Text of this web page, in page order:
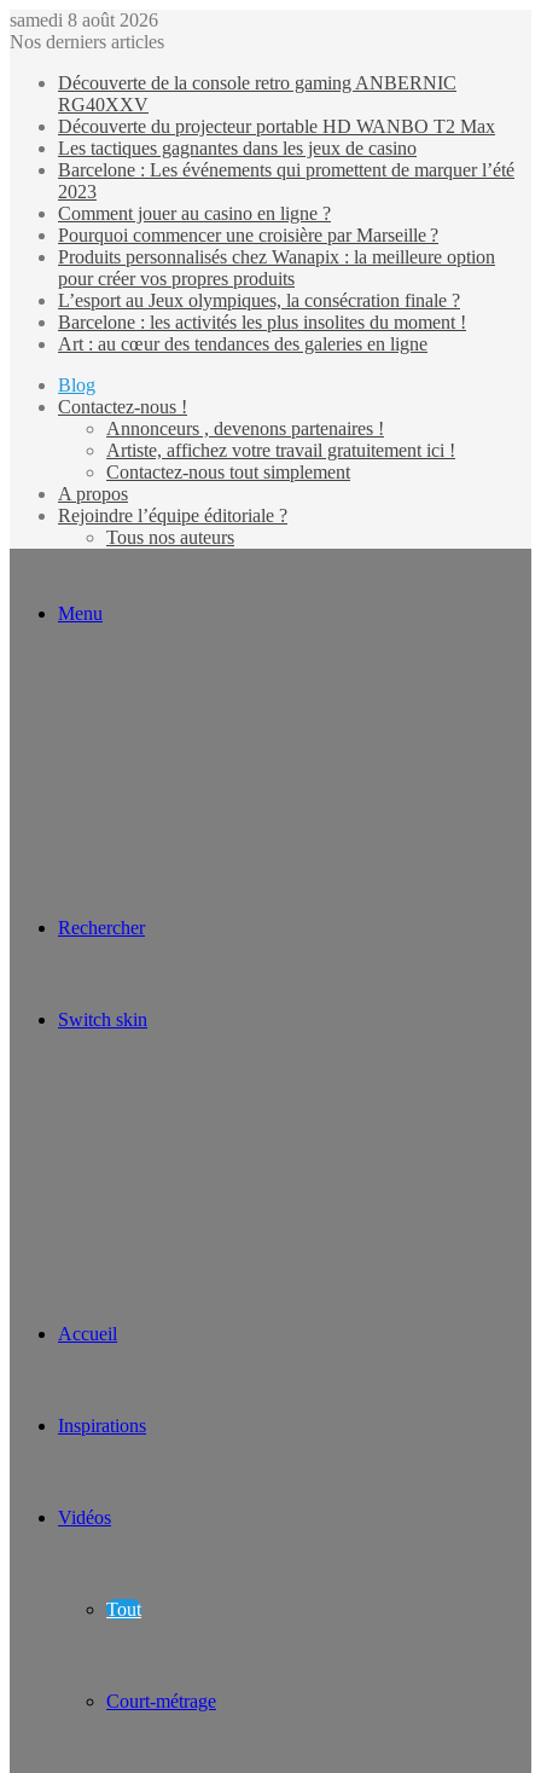
samedi 8 août 2026
Nos derniers articles
Découverte de la console retro gaming ANBERNIC
RG40XXV
Découverte du projecteur portable HD WANBO T2 Max
Les tactiques gagnantes dans les jeux de casino
Barcelone : Les événements qui promettent de marquer l’été
2023
Comment jouer au casino en ligne ?
Pourquoi commencer une croisière par Marseille ?
Produits personnalisés chez Wanapix : la meilleure option
pour créer vos propres produits
L’esport au Jeux olympiques, la consécration finale ?
Barcelone : les activités les plus insolites du moment !
Art : au cœur des tendances des galeries en ligne
Blog
Contactez-nous !
Annonceurs , devenons partenaires !
Artiste, affichez votre travail gratuitement ici !
Contactez-nous tout simplement
A propos
Rejoindre l’équipe éditoriale ?
Tous nos auteurs
Menu
Rechercher
Switch skin
Accueil
Inspirations
Vidéos
Tout
Court-métrage